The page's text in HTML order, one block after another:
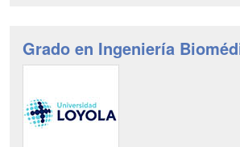
Grado en Ingeniería